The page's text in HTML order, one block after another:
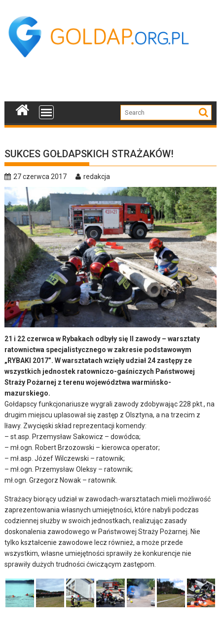
content
SUKCES GOŁDAPSKICH STRAŻAKÓW!
27 czerwca 2017 redakcja
21 i 22 czerwca w Rybakach odbyły się II zawody – warsztaty
ratownictwa specjalistycznego w zakresie podstawowym
„RYBAKI 2017”. W warsztatach wzięły udział 24 zastępy ze
wszystkich jednostek ratowniczo-gaśniczych Państwowej
Straży Pożarnej z terenu województwa warmińsko-
mazurskiego.
Gołdapscy funkcjonariusze wygrali zawody zdobywając 228 pkt., na
drugim miejscu uplasował się zastęp z Olsztyna, a na trzecim z
Iławy. Zwycięski skład reprezentacji komendy:
– st.asp. Przemysław Sakowicz – dowódca;
– mł.ogn. Robert Brzozowski – kierowca operator;
– mł.asp. Józef Wilczewski – ratownik;
– mł.ogn. Przemysław Oleksy – ratownik;
mł.ogn. Grzegorz Nowak – ratownik.
Strażacy biorący udział w zawodach-warsztatach mieli możliwość
zaprezentowania własnych umiejętności, które nabyli podczas
codziennej służby w swoich jednostkach, realizując zasady
doskonalenia zawodowego w Państwowej Straży Pożarnej. Nie
tylko kształcenie zawodowe lecz również, a może przede
wszystkim, własne umiejętności sprawiły że konkurencje nie
sprawiły dużych trudności ćwiczącym zastępom.